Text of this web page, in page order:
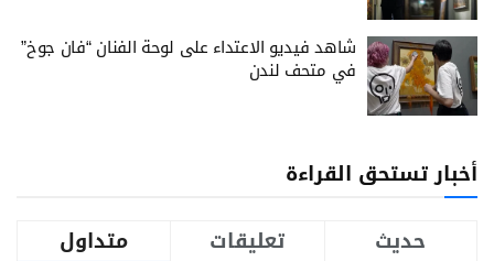
شاهد فيديو الاعتداء على لوحة الفنان “فان جوخ”
في متحف لندن
أخبار تستحق القراءة
متداول
تعليقات حديث